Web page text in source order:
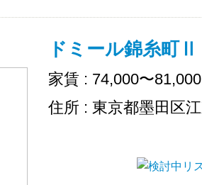
ドミール錦糸町Ⅱ
家賃 : 74,000〜
住所 : 東京都墨田区